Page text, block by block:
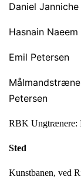
Daniel Janniche
Hasnain Naeem
Emil Petersen
Petersen
RBK Ungtrænere:
Sted
Kunstbanen, ved